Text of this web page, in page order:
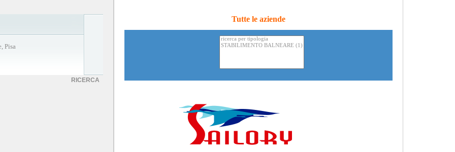
Pisa
RICERCA
Tutte le aziende